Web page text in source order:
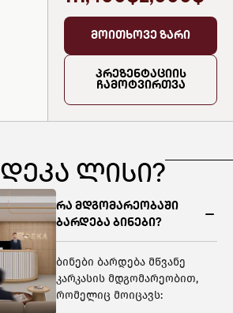
მოითხოვე ზარი
პრეზენტაციის
ჩამოტვირთვა
დეკა ლისი?
რა მდგომარეობაში
ბარდება ბინები?
ბინები ბარდება მწვანე
კარკასის მდგომარეობით,
რომელიც მოიცავს: